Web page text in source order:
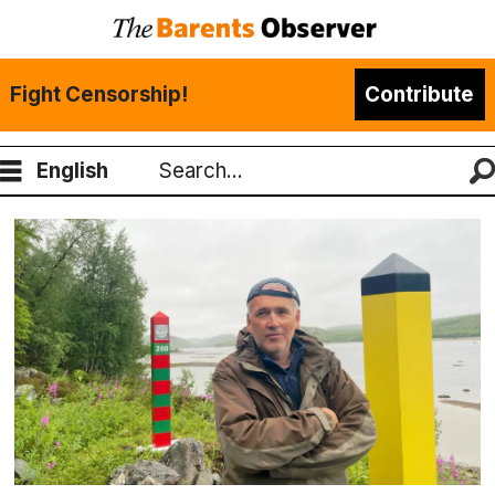
Fight Censorship! Contribute
English
Search